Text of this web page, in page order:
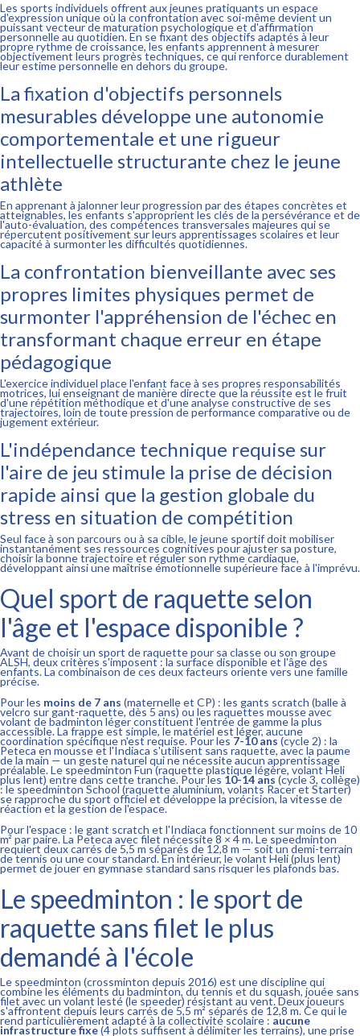
Les sports individuels offrent aux jeunes pratiquants un espace
d'expression unique où la confrontation avec soi-même devient un
puissant vecteur de maturation psychologique et d'affirmation
personnelle au quotidien. En se fixant des objectifs adaptés à leur
propre rythme de croissance, les enfants apprennent à mesurer
objectivement leurs progrès techniques, ce qui renforce durablement
leur estime personnelle en dehors du groupe.
La fixation d'objectifs personnels
mesurables développe une autonomie
comportementale et une rigueur
intellectuelle structurante chez le jeune
athlète
En apprenant à jalonner leur progression par des étapes concrètes et
atteignables, les enfants s'approprient les clés de la persévérance et de
l'auto-évaluation, des compétences transversales majeures qui se
répercutent positivement sur leurs apprentissages scolaires et leur
capacité à surmonter les difficultés quotidiennes.
La confrontation bienveillante avec ses
propres limites physiques permet de
surmonter l'appréhension de l'échec en
transformant chaque erreur en étape
pédagogique
L'exercice individuel place l'enfant face à ses propres responsabilités
motrices, lui enseignant de manière directe que la réussite est le fruit
d'une répétition méthodique et d'une analyse constructive de ses
trajectoires, loin de toute pression de performance comparative ou de
jugement extérieur.
L'indépendance technique requise sur
l'aire de jeu stimule la prise de décision
rapide ainsi que la gestion globale du
stress en situation de compétition
Seul face à son parcours ou à sa cible, le jeune sportif doit mobiliser
instantanément ses ressources cognitives pour ajuster sa posture,
choisir la bonne trajectoire et réguler son rythme cardiaque,
développant ainsi une maîtrise émotionnelle supérieure face à l'imprévu.
Quel sport de raquette selon
l'âge et l'espace disponible ?
Avant de choisir un sport de raquette pour sa classe ou son groupe
ALSH, deux critères s'imposent : la surface disponible et l'âge des
enfants. La combinaison de ces deux facteurs oriente vers une famille
précise.
Pour les moins de 7 ans (maternelle et CP) : les gants scratch (balle à
velcro sur gant-raquette, dès 5 ans) ou les raquettes mousse avec
volant de badminton léger constituent l'entrée de gamme la plus
accessible. La frappe est simple, le matériel est léger, aucune
coordination spécifique n'est requise. Pour les 7-10 ans (cycle 2) : la
Peteca en mousse et l'Indiaca s'utilisent sans raquette, avec la paume
de la main — un geste naturel qui ne nécessite aucun apprentissage
préalable. Le speedminton Fun (raquette plastique légère, volant Heli
plus lent) entre dans cette tranche. Pour les 10-14 ans (cycle 3, collège)
: le speedminton School (raquette aluminium, volants Racer et Starter)
se rapproche du sport officiel et développe la précision, la vitesse de
réaction et la gestion de l'espace.
Pour l'espace : le gant scratch et l'Indiaca fonctionnent sur moins de 10
m² par paire. La Peteca avec filet nécessite 8 × 4 m. Le speedminton
requiert deux carrés de 5,5 m séparés de 12,8 m — soit un demi-terrain
de tennis ou une cour standard. En intérieur, le volant Heli (plus lent)
permet de jouer en gymnase standard sans risquer les plafonds bas.
Le speedminton : le sport de
raquette sans filet le plus
demandé à l'école
Le speedminton (crossminton depuis 2016) est une discipline qui
combine les éléments du badminton, du tennis et du squash, jouée sans
filet avec un volant lesté (le speeder) résistant au vent. Deux joueurs
s'affrontent depuis leurs carrés de 5,5 m² séparés de 12,8 m. Ce qui le
rend particulièrement adapté à la collectivité scolaire : aucune
infrastructure fixe(4 plots suffisent à délimiter les terrains), une prise